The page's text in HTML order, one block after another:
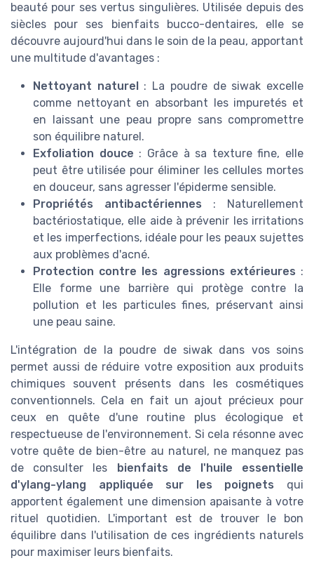
beauté pour ses vertus singulières. Utilisée depuis des
siècles pour ses bienfaits bucco-dentaires, elle se
découvre aujourd'hui dans le soin de la peau, apportant
une multitude d'avantages :
Nettoyant naturel
: La poudre de siwak excelle
comme nettoyant en absorbant les impuretés et
en laissant une peau propre sans compromettre
son équilibre naturel.
Exfoliation douce : Grâce à sa texture fine, elle
peut être utilisée pour éliminer les cellules mortes
en douceur, sans agresser l'épiderme sensible.
Propriétés antibactériennes : Naturellement
bactériostatique, elle aide à prévenir les irritations
et les imperfections, idéale pour les peaux sujettes
aux problèmes d'acné.
Protection contre les agressions extérieures :
Elle forme une barrière qui protège contre la
pollution et les particules fines, préservant ainsi
une peau saine.
L'intégration de la poudre de siwak dans vos soins
permet aussi de réduire votre exposition aux produits
chimiques souvent présents dans les cosmétiques
conventionnels. Cela en fait un ajout précieux pour
ceux en quête d'une routine plus écologique et
respectueuse de l'environnement. Si cela résonne avec
votre quête de bien-être au naturel, ne manquez pas
de consulter les
bienfaits de l'huile essentielle
d'ylang-ylang appliquée sur les poignets qui
apportent également une dimension apaisante à votre
rituel quotidien. L'important est de trouver le bon
équilibre dans l'utilisation de ces ingrédients naturels
pour maximiser leurs bienfaits.